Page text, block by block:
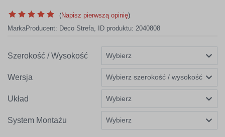
(Napisz pierwszą opinię)
MarkaProducent: Deco Strefa, ID produktu: 2040808
Szerokość / Wysokość
Wersja
Układ
System Montażu